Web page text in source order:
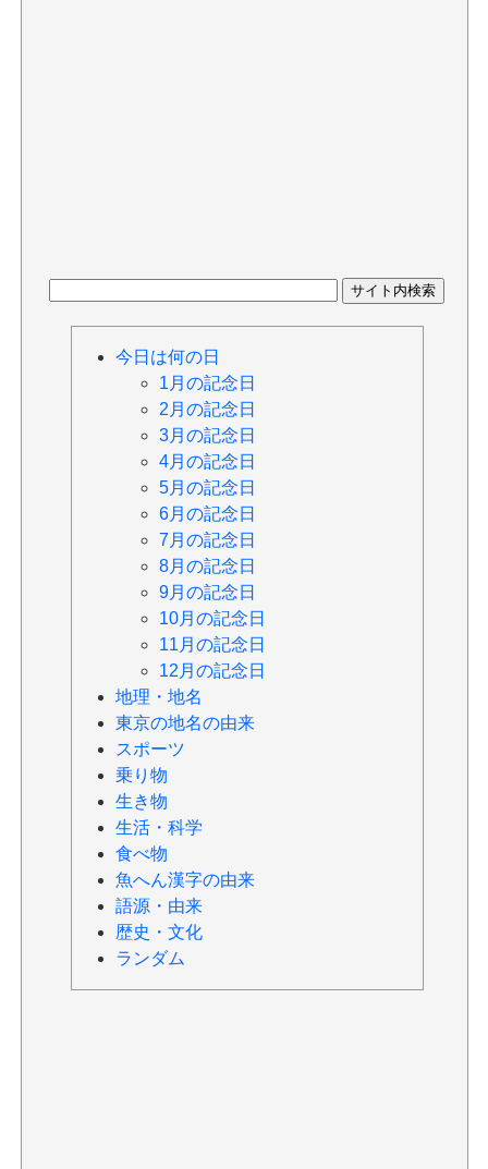
今日は何の日
1月の記念日
2月の記念日
3月の記念日
4月の記念日
5月の記念日
6月の記念日
7月の記念日
8月の記念日
9月の記念日
10月の記念日
11月の記念日
12月の記念日
地理・地名
東京の地名の由来
スポーツ
乗り物
生き物
生活・科学
食べ物
魚へん漢字の由来
語源・由来
歴史・文化
ランダム